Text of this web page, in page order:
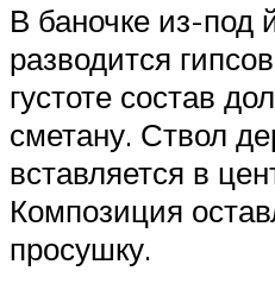
В баночке из-под
разводится
густоте состав
сметану. Ствол
вставляется в
Композиция
просушку.